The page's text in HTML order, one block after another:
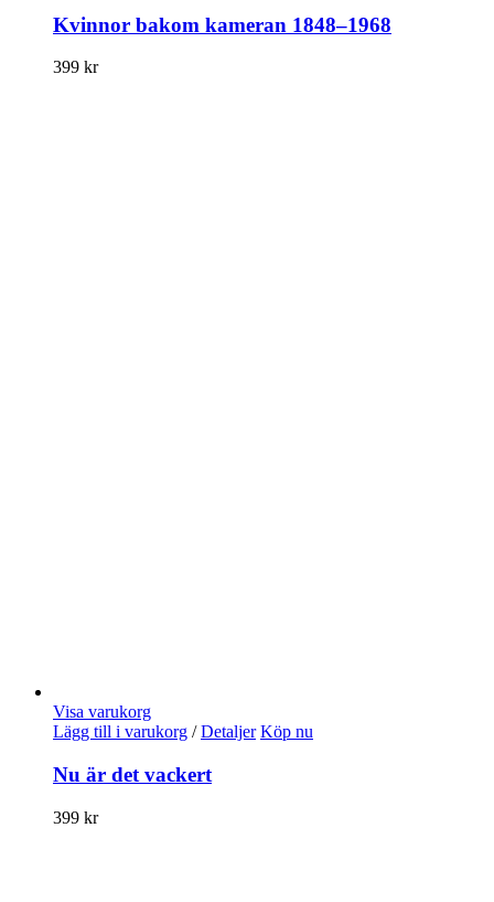
Kvinnor bakom kameran 1848–1968
399 kr
Visa varukorg
Lägg till i varukorg / Detaljer Köp nu
Nu är det vackert
399 kr